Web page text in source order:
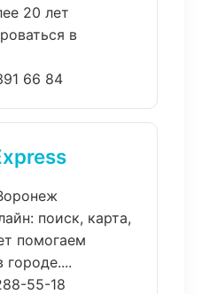
20 лет
в
66 84
поиск, карта,
помогаем
городе....
55-18